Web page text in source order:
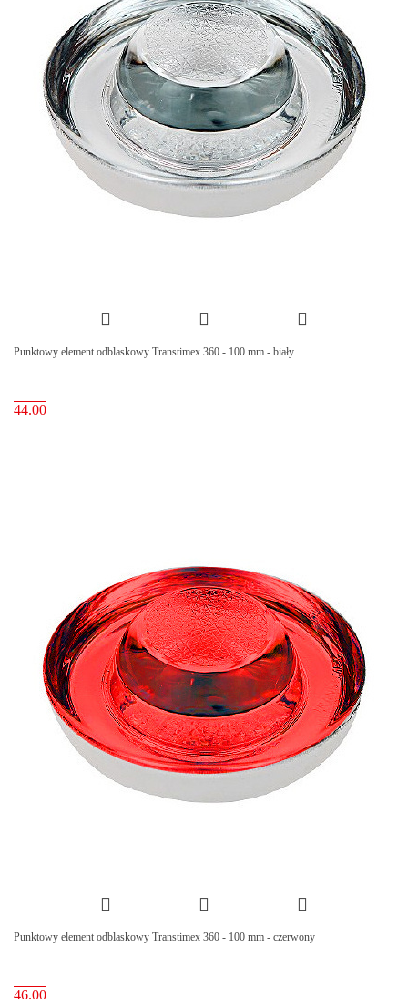
Punktowy element odblaskowy Transtimex 360 - 100 mm - biały
44.00
Punktowy element odblaskowy Transtimex 360 - 100 mm - czerwony
46.00